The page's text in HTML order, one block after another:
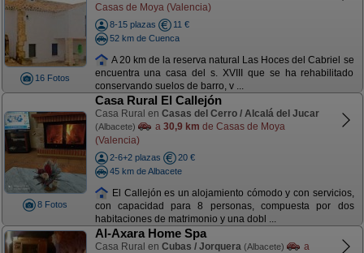
16 Fotos
Casas de Moya (Valencia)
8-15 plazas
11 €
52 km de Cuenca
A 20 km de la reserva natural Las Hoces del Cabriel se
encuentra una casa del s. XVIII que se ha rehabilitado
conservando suelos de barro, v ...
8 Fotos
Casa Rural El Callejón
Casa Rural en Casas del Cerro / Alcalá del Jucar
(Albacete) a 30,9 km de Casas de Moya
(Valencia)
2-6+2 plazas
20 €
45 km de Albacete
El Callejón es un alojamiento cómodo y con servicios,
con capacidad para 8 personas, compuesta por dos
habitaciones de matrimonio y una dobl ...
Al-Axara Home Spa
Casa Rural en Cubas / Jorquera (Albacete)
a